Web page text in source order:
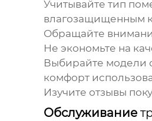
Учитывайте тип
влагозащищенным
Обращайте
Не экономьте на
Выбирайте модели
комфорт
Изучите отзывы
Обслуживание